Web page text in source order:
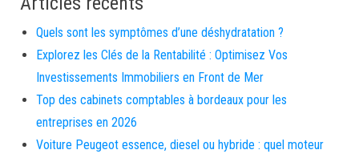
Quels sont les symptômes d’une déshydratation ?
Explorez les Clés de la Rentabilité : Optimisez Vos
Investissements Immobiliers en Front de Mer
Top des cabinets comptables à bordeaux pour les
entreprises en 2026
Voiture Peugeot essence, diesel ou hybride : quel moteur